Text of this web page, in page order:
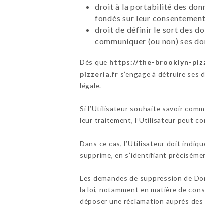
droit à la portabilité des
fondés sur leur
droit de définir le sort des
communiquer (ou non) ses
Dès que https://the-brooklyn-
pizzeria.fr s’engage à détruire
légale.
Si l’Utilisateur souhaite savoir
leur traitement, l’Utilisateur peut
Dans ce cas, l’Utilisateur doit
supprime, en s’identifiant
Les demandes de suppression de
la loi, notamment en matière de
déposer une réclamation auprès